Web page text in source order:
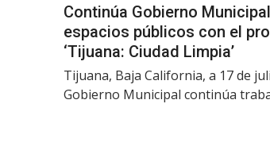
Continúa Gobierno
espacios públicos con el
‘Tijuana: Ciudad Limpia’
Tijuana, Baja California, a 17 de
Gobierno Municipal continúa